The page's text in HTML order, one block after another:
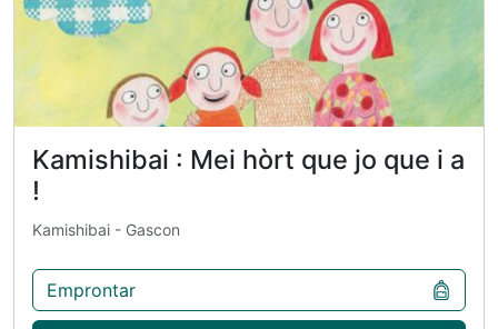
Kamishibai : Mei hòrt que jo que i a
!
Kamishibai - Gascon
Emprontar